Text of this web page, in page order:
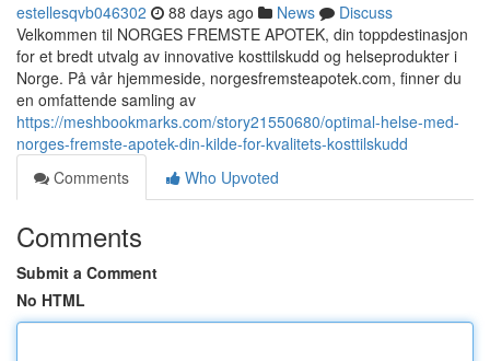
estellesqvb046302 88 days ago News
Discuss
Velkommen til NORGES FREMSTE APOTEK, din toppdestinasjon
for et bredt utvalg av innovative kosttilskudd og helseprodukter i
Norge. På vår hjemmeside, norgesfremsteapotek.com, finner du
en omfattende samling av
https://meshbookmarks.com/story21550680/optimal-helse-med-
norges-fremste-apotek-din-kilde-for-kvalitets-kosttilskudd
Comments
Who Upvoted
Comments
Submit a Comment
No HTML